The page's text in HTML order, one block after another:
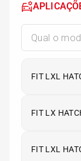
FIT LXL
FIT LX
FIT LXL